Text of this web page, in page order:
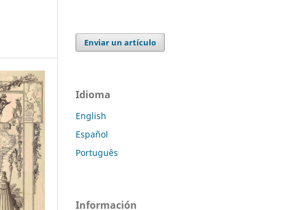
Enviar un artículo
Idioma
English
Español
Português
Información